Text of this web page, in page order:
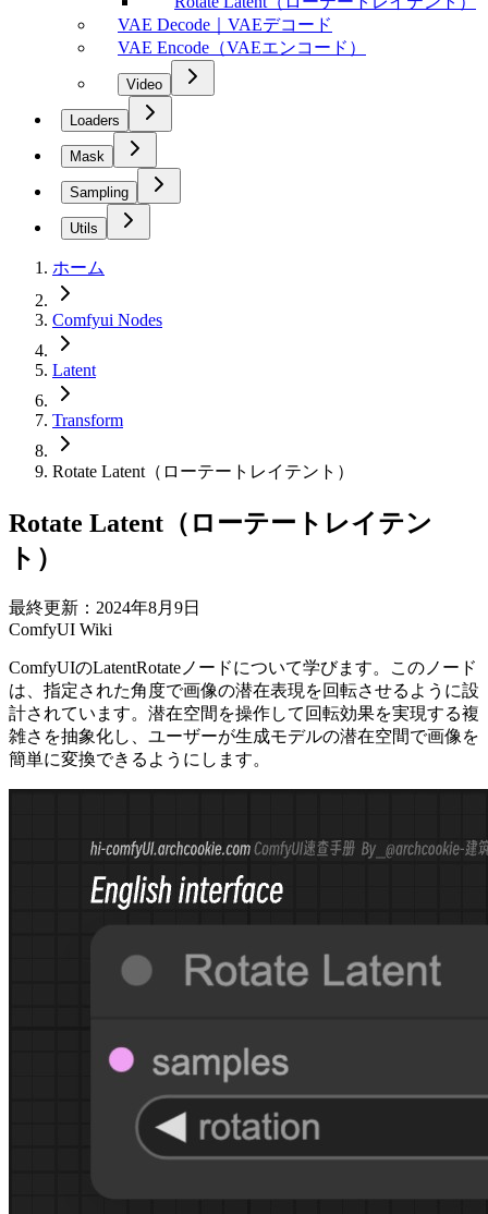
VAE Decode｜VAEデコード
VAE Encode（VAEエンコード）
Video
Loaders
Mask
Sampling
Utils
ホーム
Comfyui Nodes
Latent
Transform
Rotate Latent（ローテートレイテント）
Rotate Latent（ローテートレイテン
ト）
最終更新：2024年8月9日
ComfyUI Wiki
ComfyUIのLatentRotateノードについて学びます。このノード
は、指定された角度で画像の潜在表現を回転させるように設
計されています。潜在空間を操作して回転効果を実現する複
雑さを抽象化し、ユーザーが生成モデルの潜在空間で画像を
簡単に変換できるようにします。